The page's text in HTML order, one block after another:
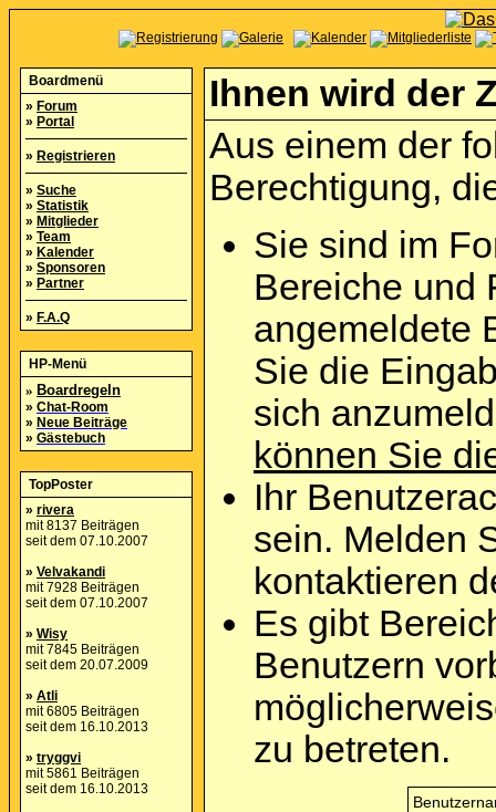
Boardmenü
» Forum
» Portal
» Registrieren
» Suche
» Statistik
» Mitglieder
» Team
» Kalender
» Sponsoren
» Partner
» F.A.Q
HP-Menü
» Boardregeln
» Chat-Room
» Neue Beiträge
» Gästebuch
TopPoster
» rivera
mit 8137 Beiträgen
seit dem 07.10.2007
» Velvakandi
mit 7928 Beiträgen
seit dem 07.10.2007
» Wisy
mit 7845 Beiträgen
seit dem 20.07.2009
» Atli
mit 6805 Beiträgen
seit dem 16.10.2013
» tryggvi
mit 5861 Beiträgen
seit dem 16.10.2013
Ihnen wird der
Aus einem der
Berechtigung,
Sie sind im
Bereiche und
angemeldete
Sie die
sich
können Sie
Ihr
sein. Melden
kontaktieren
Es gibt
Benutzern
zu betreten.